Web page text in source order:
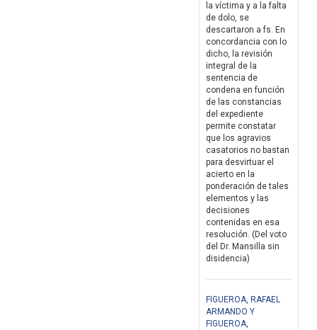
la víctima y a la falta
de dolo, se
descartaron a fs. En
concordancia con lo
dicho, la revisión
integral de la
sentencia de
condena en función
de las constancias
del expediente
permite constatar
que los agravios
casatorios no bastan
para desvirtuar el
acierto en la
ponderación de tales
elementos y las
decisiones
contenidas en esa
resolución. (Del voto
del Dr. Mansilla sin
disidencia)
FIGUEROA, RAFAEL
ARMANDO Y
FIGUEROA,